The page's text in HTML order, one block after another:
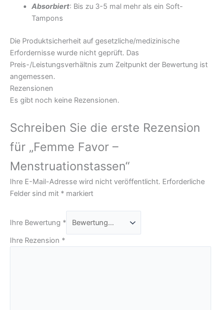
Absorbiert: Bis zu 3-5 mal mehr als ein Soft-
Tampons
Die Produktsicherheit auf gesetzliche/medizinische
Erfordernisse wurde nicht geprüft. Das
Preis-/Leistungsverhältnis zum Zeitpunkt der Bewertung ist
angemessen.
Rezensionen
Es gibt noch keine Rezensionen.
Schreiben Sie die erste Rezension
für „Femme Favor –
Menstruationstassen“
Ihre E-Mail-Adresse wird nicht veröffentlicht. Erforderliche
Felder sind mit * markiert
Ihre Bewertung *
Ihre Rezension *